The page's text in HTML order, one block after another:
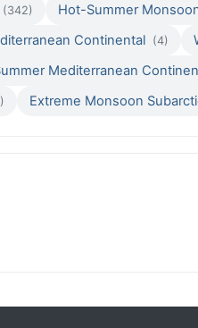
(342) Hot-Summer
Continental (4)
Mediterranean
Extreme Monsoon